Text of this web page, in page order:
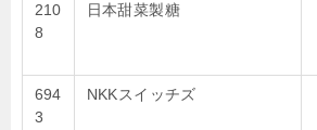
210
8
日本甜菜製糖
694
3
NKKスイッチズ